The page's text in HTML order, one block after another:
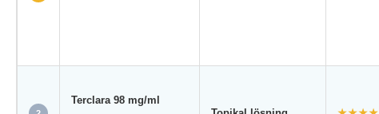
Terclara 98 mg/ml